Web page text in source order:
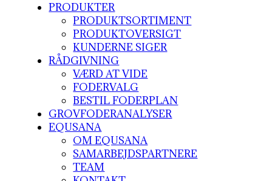
PRODUKTER
PRODUKTSORTIMENT
PRODUKTOVERSIGT
KUNDERNE SIGER
RÅDGIVNING
VÆRD AT VIDE
FODERVALG
BESTIL FODERPLAN
GROVFODERANALYSER
EQUSANA
OM EQUSANA
SAMARBEJDSPARTNERE
TEAM